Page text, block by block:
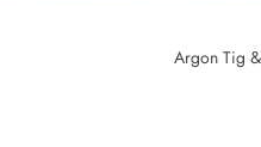
Argon Tig